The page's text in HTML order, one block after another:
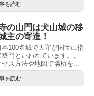
を読む
の山門は犬山城の移
主の寄進！
100名城で天守が国宝に指
門といわれています。こ
ス方法や地図で場所を...
を読む